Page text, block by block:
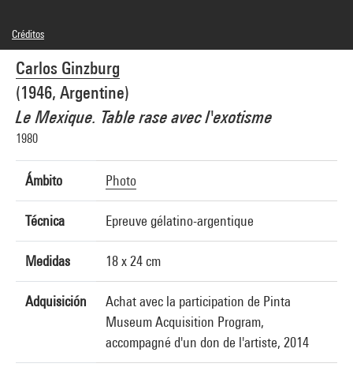
Carlos Ginzburg
(1946, Argentine)
Le Mexique. Table rase avec l'exotisme
1980
Ámbito Photo
Técnica Epreuve gélatino-argentique
Medidas 18 x 24 cm
Adquisición
Achat avec la participation de Pinta
Museum Acquisition Program,
accompagné d'un don de l'artiste, 2014
Créditos
© Adagp, Paris
Créditos fotográficos : Centre Pompidou, MNAM-CCI/Georges Meguerditchian/Dist.
GrandPalaisRmn
Referencia de la imagen : 4N66694
Difusión de la imagen :GrandPalaisRmnPhoto